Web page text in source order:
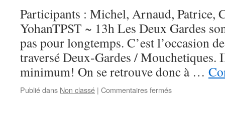
Participants : Michel, Arnaud, Patrice,
YohanTPST ~ 13h Les Deux Gardes
pas pour longtemps. C’est l’occasion
traversé Deux-Gardes /
minimum! On se retrouve donc à …
Publié dans Non classé | Commentaires ferméssur